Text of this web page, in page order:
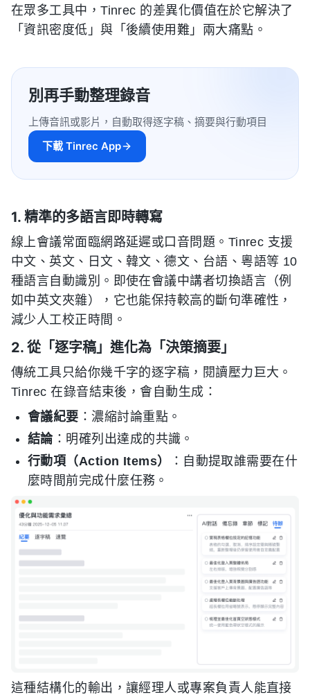
在眾多工具中，Tinrec 的差異化價值在於它解決了
「資訊密度低」與「後續使用難」兩大痛點。
別再手動整理錄音
上傳音訊或影片，自動取得逐字稿、摘要與行動項目
下載 Tinrec App
1. 精準的多語言即時轉寫
線上會議常面臨網路延遲或口音問題。Tinrec 支援
中文、英文、日文、韓文、德文、台語、粵語等 10
種語言自動識別。即使在會議中講者切換語言（例
如中英文夾雜），它也能保持較高的斷句準確性，
減少人工校正時間。
2. 從「逐字稿」進化為「決策摘要」
傳統工具只給你幾千字的逐字稿，閱讀壓力巨大。
Tinrec 在錄音結束後，會自動生成：
會議紀要 ：濃縮討論重點。
結論：明確列出達成的共識。
行動項（Action Items）
：自動提取誰需要在什
麼時間前完成什麼任務。
這種結構化的輸出，讓經理人或專案負責人能直接